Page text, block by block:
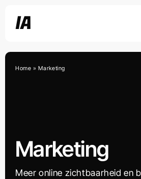
naar
inhoud
IA
Marketing
Meer online zichtbaarheid en
Home »Marketing